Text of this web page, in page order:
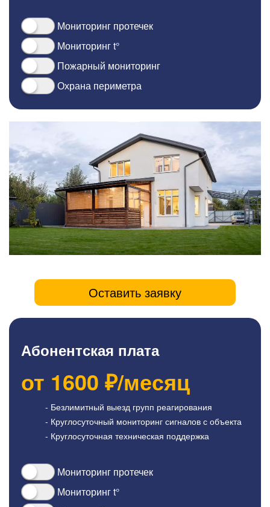
Мониторинг протечек
Мониторинг t°
Пожарный мониторинг
Охрана периметра
Оставить заявку
Абонентская плата
от 1600 ₽/месяц
- Безлимитный выезд групп реагирования
- Круглосуточный мониторинг сигналов с объекта
- Круглосуточная техническая поддержка
Мониторинг протечек
Мониторинг t°